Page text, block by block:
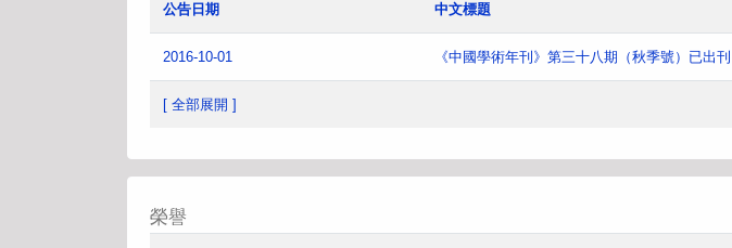
公告日期 中文標題
2016-10-01 《中國學術年刊》第三十八期（秋季號）已出刊
[ 全部展開 ]
榮譽